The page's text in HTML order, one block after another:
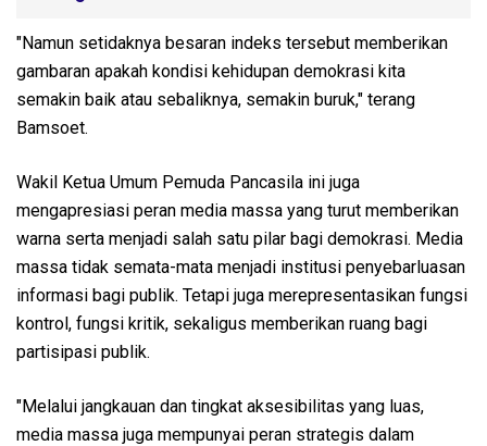
"Namun setidaknya besaran indeks tersebut memberikan
gambaran apakah kondisi kehidupan demokrasi kita
semakin baik atau sebaliknya, semakin buruk," terang
Bamsoet.
Wakil Ketua Umum Pemuda Pancasila ini juga
mengapresiasi peran media massa yang turut memberikan
warna serta menjadi salah satu pilar bagi demokrasi. Media
massa tidak semata-mata menjadi institusi penyebarluasan
informasi bagi publik. Tetapi juga merepresentasikan fungsi
kontrol, fungsi kritik, sekaligus memberikan ruang bagi
partisipasi publik.
"Melalui jangkauan dan tingkat aksesibilitas yang luas,
media massa juga mempunyai peran strategis dalam